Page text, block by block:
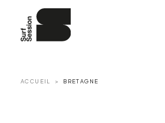
ACCUEIL BRETAGNE